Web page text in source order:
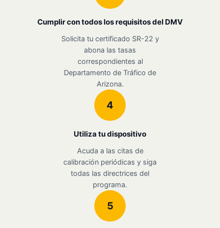
Cumplir con todos los requisitos del DMV
Solicita tu certificado SR-22 y
abona las tasas
correspondientes al
Departamento de Tráfico de
Arizona.
4
Utiliza tu dispositivo
Acuda a las citas de
calibración periódicas y siga
todas las directrices del
programa.
5